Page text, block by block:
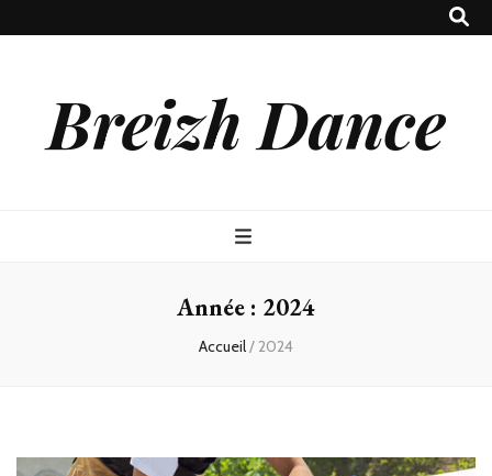
Breizh Dance
Année : 2024
Accueil/ 2024